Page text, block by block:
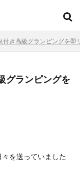
付き高級グランピングを即
グランピングを
を送っていました